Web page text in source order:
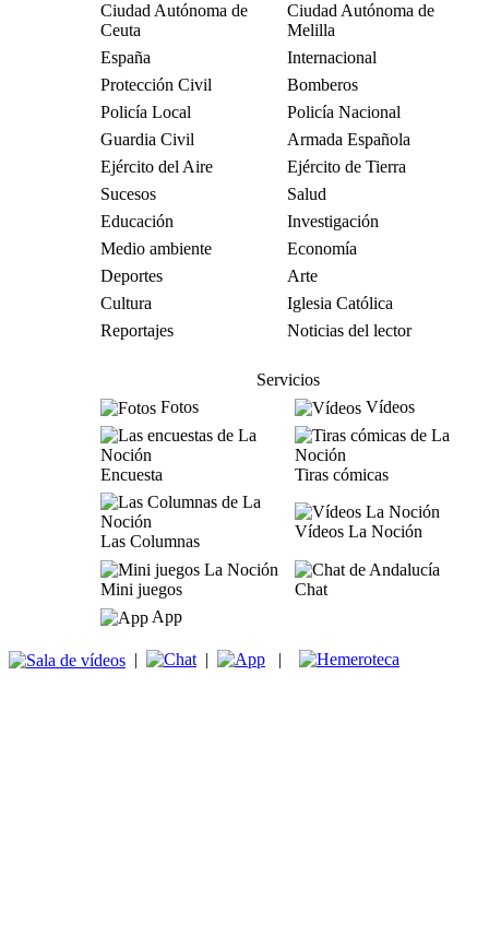
Ciudad Autónoma de
Ceuta
Ciudad Autónoma de
Melilla
España
Internacional
Protección Civil
Bomberos
Policía Local
Policía Nacional
Guardia Civil
Armada Española
Ejército del Aire
Ejército de Tierra
Sucesos
Salud
Educación
Investigación
Medio ambiente
Economía
Deportes
Arte
Cultura
Iglesia Católica
Reportajes
Noticias del lector
Servicios
Fotos
Vídeos
Encuesta Tiras cómicas
Las Columnas
Vídeos La Noción
Mini juegos
Chat
App
| | |